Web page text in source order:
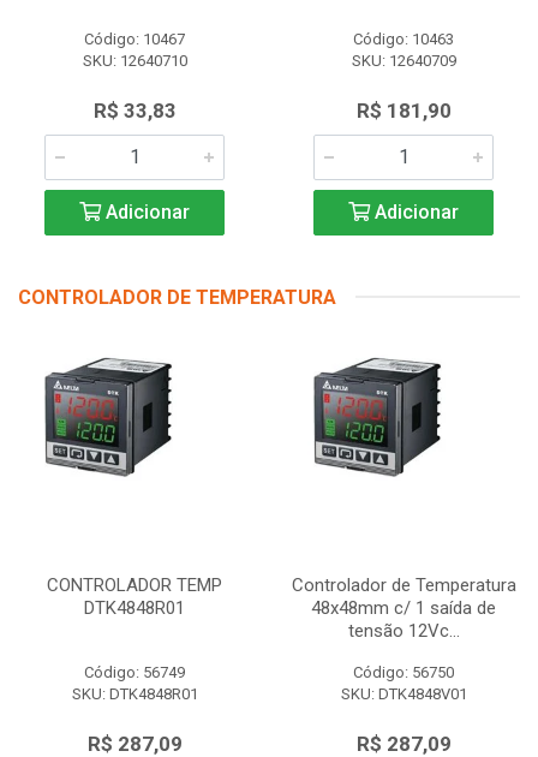
Código: 10467
SKU: 12640710
R$ 33,83
Adicionar
Código: 10463
SKU: 12640709
R$ 181,90
Adicionar
CONTROLADOR DE TEMPERATURA
CONTROLADOR TEMP
DTK4848R01
Código: 56749
SKU: DTK4848R01
R$ 287,09
Controlador de Temperatura
48x48mm c/ 1 saída de
tensão 12Vc...
Código: 56750
SKU: DTK4848V01
R$ 287,09